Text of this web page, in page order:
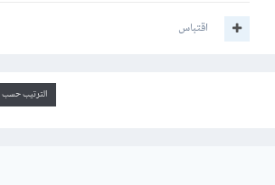
اقتباس
الترتيب حسب